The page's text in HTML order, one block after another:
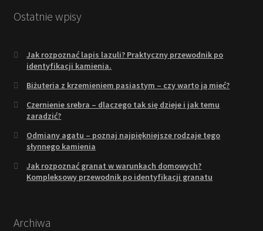
Ostatnie wpisy
Jak rozpoznać lapis lazuli? Praktyczny przewodnik po
identyfikacji kamienia.
Biżuteria z krzemieniem pasiastym – czy warto ją mieć?
Czernienie srebra – dlaczego tak się dzieje i jak temu
zaradzić?
Odmiany agatu – poznaj najpiękniejsze rodzaje tego
słynnego kamienia
Jak rozpoznać granat w warunkach domowych?
Kompleksowy przewodnik po identyfikacji granatu
Archiwa